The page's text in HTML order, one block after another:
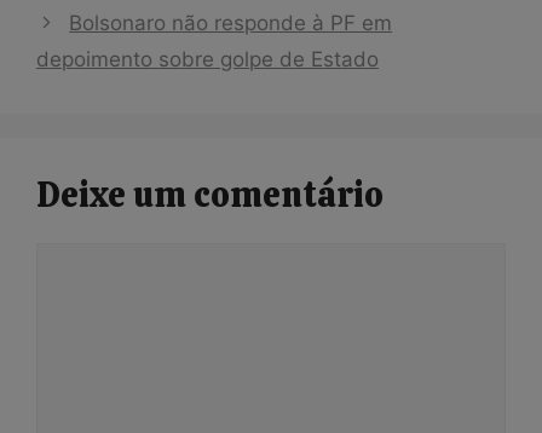
Bolsonaro não responde à PF em
depoimento sobre golpe de Estado
Deixe um comentário